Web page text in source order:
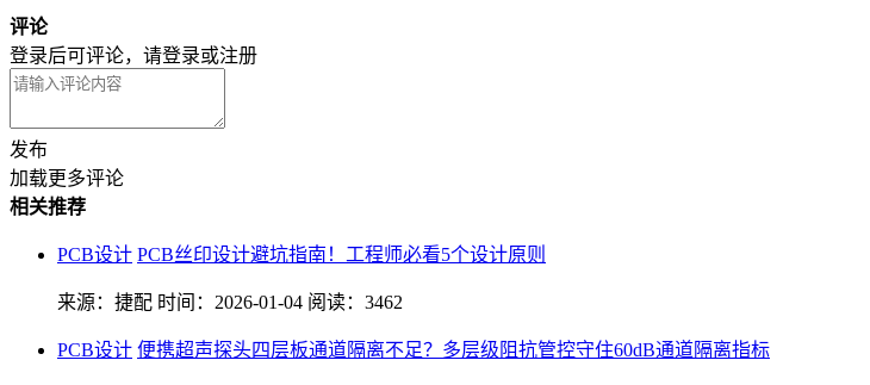
评论
登录后可评论，请登录或注册
发布
加载更多评论
相关推荐
PCB设计 PCB丝印设计避坑指南！工程师必看5个设计原则
来源：捷配 时间：2026-01-04 阅读：3462
PCB设计 便携超声探头四层板通道隔离不足？多层级阻抗管控守住60dB通道隔离指标